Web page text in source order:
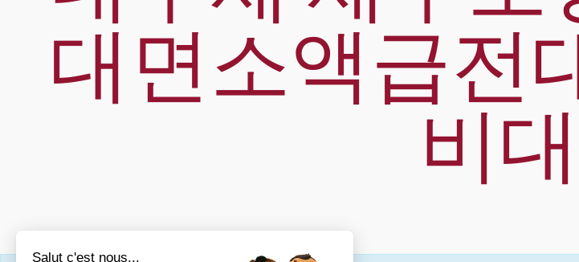
대면소액급전
비
Salut c'est nous...